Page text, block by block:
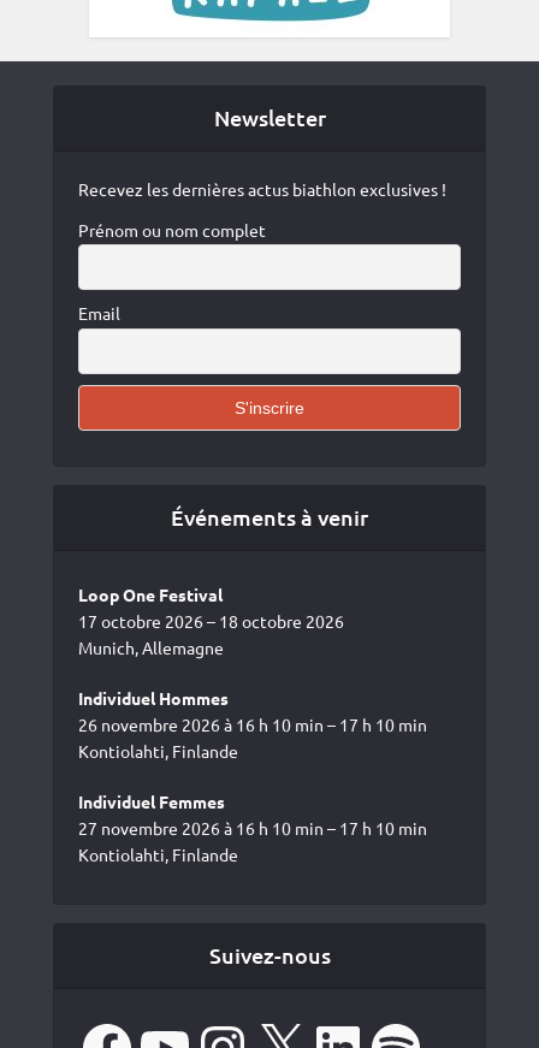
Newsletter
Recevez les dernières actus biathlon exclusives !
Prénom ou nom complet
Email
Événements à venir
Loop One Festival
17 octobre 2026 – 18 octobre 2026
Munich, Allemagne
Individuel Hommes
26 novembre 2026 à 16 h 10 min – 17 h 10 min
Kontiolahti, Finlande
Individuel Femmes
27 novembre 2026 à 16 h 10 min – 17 h 10 min
Kontiolahti, Finlande
Suivez-nous
FacebookYouTube Instagram LinkedIn Spotify